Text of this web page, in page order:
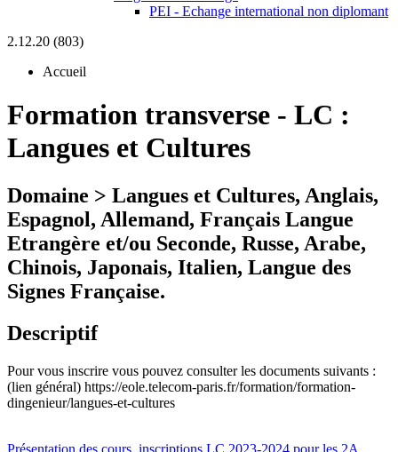
PEI - Echange international non diplomant
2.12.20 (803)
Accueil
Formation transverse - LC :
Langues et Cultures
Domaine > Langues et Cultures, Anglais,
Espagnol, Allemand, Français Langue
Etrangère et/ou Seconde, Russe, Arabe,
Chinois, Japonais, Italien, Langue des
Signes Française.
Descriptif
Pour vous inscrire vous pouvez consulter les documents suivants :
(lien général) https://eole.telecom-paris.fr/formation/formation-
dingenieur/langues-et-cultures
Présentation des cours, inscriptions LC 2023-2024 pour les 2A